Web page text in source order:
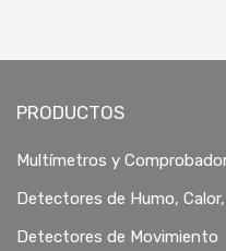
PRODUCTOS
Multímetros y
Detectores de Humo, Calor,
Detectores de Movimiento